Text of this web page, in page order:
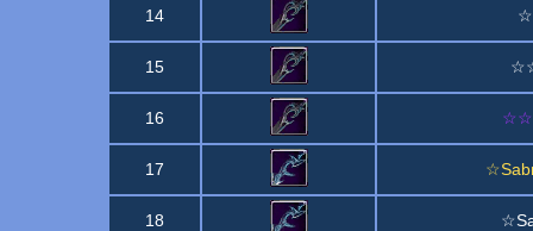
14
15
16
17
18